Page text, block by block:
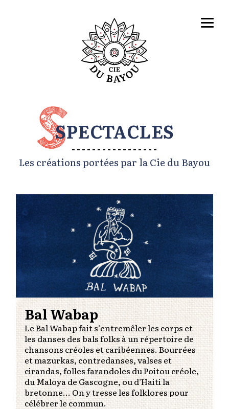
SPECTACLES
Les créations portées par la Cie du Bayou
Bal Wabap
Le Bal Wabap fait s'entremêler les corps et
les danses des bals folks à un répertoire de
chansons créoles et caribéennes. Bourrées
et mazurkas, contredanses, valses et
cirandas, folles farandoles du Poitou créole,
du Maloya de Gascogne, ou d'Haiti la
bretonne... On y tresse les folklores pour
célébrer le commun.